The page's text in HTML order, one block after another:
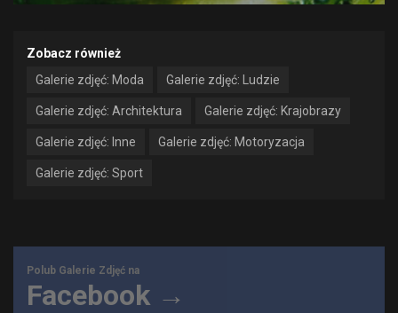
Zobacz również
Galerie zdjęć: Moda
Galerie zdjęć: Ludzie
Galerie zdjęć: Architektura Galerie zdjęć: Krajobrazy
Galerie zdjęć: Inne Galerie zdjęć: Motoryzacja
Galerie zdjęć: Sport
Polub Galerie Zdjęć na
Facebook →